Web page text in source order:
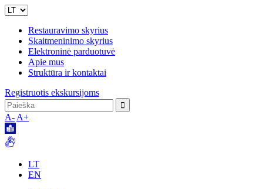
Restauravimo skyrius
Skaitmeninimo skyrius
Elektroninė parduotuvė
Apie mus
Struktūra ir kontaktai
Registruotis ekskursijoms
A- A+
LT
EN